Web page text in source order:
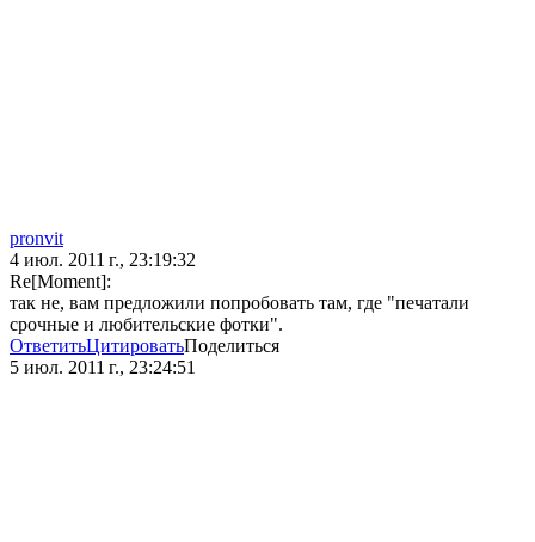
pronvit
4 июл. 2011 г., 23:19:32
Re[Moment]:
так не, вам предложили попробовать там, где "печатали
срочные и любительские фотки".
ОтветитьЦитироватьПоделиться
5 июл. 2011 г., 23:24:51